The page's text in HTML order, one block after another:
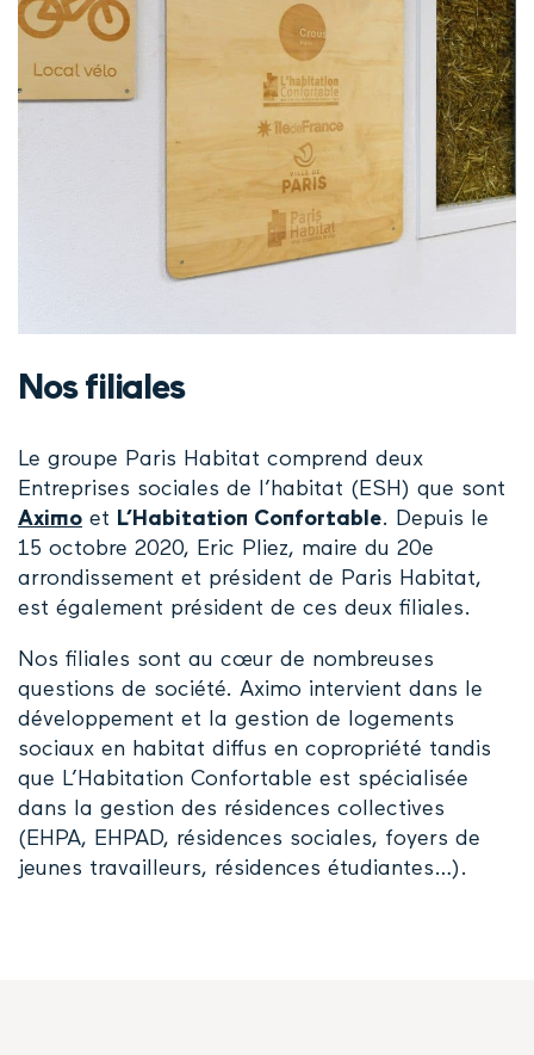
Nos filiales
Le groupe Paris Habitat comprend deux
Entreprises sociales de l’habitat (ESH) que sont
Aximo et L’Habitation Confortable. Depuis le
15 octobre 2020, Eric Pliez, maire du 20e
arrondissement et président de Paris Habitat,
est également président de ces deux filiales.
Nos filiales sont au cœur de nombreuses
questions de société. Aximo intervient dans le
développement et la gestion de logements
sociaux en habitat diffus en copropriété tandis
que L’Habitation Confortable est spécialisée
dans la gestion des résidences collectives
(EHPA, EHPAD, résidences sociales, foyers de
jeunes travailleurs, résidences étudiantes…).